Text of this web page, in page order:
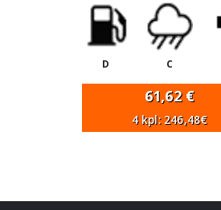
D C
61,62 €
4 kpl: 246,48€